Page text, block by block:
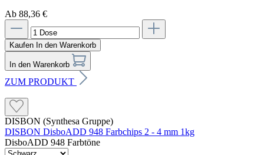
Ab 88,36 €
Kaufen In den Warenkorb
In den Warenkorb
ZUM PRODUKT
DISBON (Synthesa Gruppe)
DISBON DisboADD 948 Farbchips 2 - 4 mm 1kg
DisboADD 948 Farbtöne